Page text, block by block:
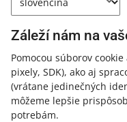
Záleží nám na
Pomocou súborov
pixely, SDK), ako aj
(vrátane jedinečných
môžeme lepšie
potrebám.
údajov
poskytujeme
(ako hosť).
nákupy tak,
Českí
dobierku. Z